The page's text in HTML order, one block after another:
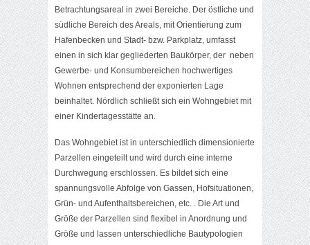
Betrachtungsareal in zwei Bereiche. Der östliche und
südliche Bereich des Areals, mit Orientierung zum
Hafenbecken und Stadt- bzw. Parkplatz, umfasst
einen in sich klar gegliederten Baukörper, der neben
Gewerbe- und Konsumbereichen hochwertiges
Wohnen entsprechend der exponierten Lage
beinhaltet. Nördlich schließt sich ein Wohngebiet mit
einer Kindertagesstätte an.
Das Wohngebiet ist in unterschiedlich dimensionierte
Parzellen eingeteilt und wird durch eine interne
Durchwegung erschlossen. Es bildet sich eine
spannungsvolle Abfolge von Gassen, Hofsituationen,
Grün- und Aufenthaltsbereichen, etc. . Die Art und
Größe der Parzellen sind flexibel in Anordnung und
Größe und lassen unterschiedliche Bautypologien